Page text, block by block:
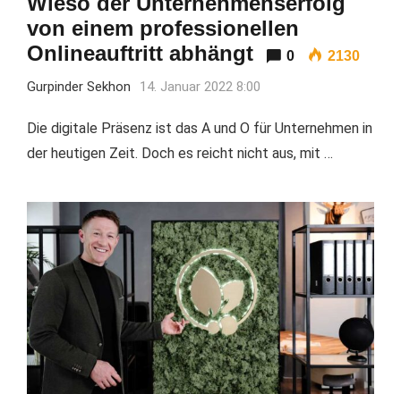
von einem professionellen
Onlineauftritt abhängt
0 2130
Gurpinder Sekhon 14. Januar 2022 8:00
Die digitale Präsenz ist das A und O für Unternehmen in
der heutigen Zeit. Doch es reicht nicht aus, mit …